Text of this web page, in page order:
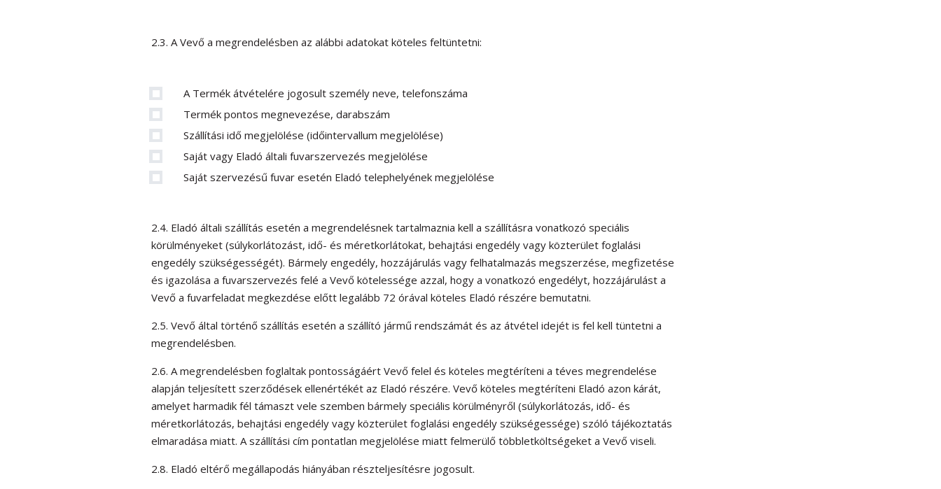
2.3. A Vevő a megrendelésben az alábbi adatokat köteles feltüntetni:
A Termék átvételére jogosult személy neve, telefonszáma
Termék pontos megnevezése, darabszám
Szállítási idő megjelölése (időintervallum megjelölése)
Saját vagy Eladó általi fuvarszervezés megjelölése
Saját szervezésű fuvar esetén Eladó telephelyének megjelölése
2.4. Eladó általi szállítás esetén a megrendelésnek tartalmaznia kell a szállításra vonatkozó speciális
körülményeket (súlykorlátozást, idő- és méretkorlátokat, behajtási engedély vagy közterület foglalási
engedély szükségességét). Bármely engedély, hozzájárulás vagy felhatalmazás megszerzése, megfizetése
és igazolása a fuvarszervezés felé a Vevő kötelessége azzal, hogy a vonatkozó engedélyt, hozzájárulást a
Vevő a fuvarfeladat megkezdése előtt legalább 72 órával köteles Eladó részére bemutatni.
2.5. Vevő által történő szállítás esetén a szállító jármű rendszámát és az átvétel idejét is fel kell tüntetni a
megrendelésben.
2.6. A megrendelésben foglaltak pontosságáért Vevő felel és köteles megtéríteni a téves megrendelése
alapján teljesített szerződések ellenértékét az Eladó részére. Vevő köteles megtéríteni Eladó azon kárát,
amelyet harmadik fél támaszt vele szemben bármely speciális körülményről (súlykorlátozás, idő- és
méretkorlátozás, behajtási engedély vagy közterület foglalási engedély szükségessége) szóló tájékoztatás
elmaradása miatt. A szállítási cím pontatlan megjelölése miatt felmerülő többletköltségeket a Vevő viseli.
2.8. Eladó eltérő megállapodás hiányában részteljesítésre jogosult.